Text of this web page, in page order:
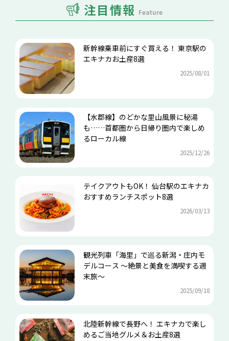
注目情報 Feature
新幹線乗車前にすぐ買える！ 東京駅の
エキナカお土産8選
2025/08/01
【水郡線】のどかな里山風景に秘湯
も……首都圏から日帰り圏内で楽しめ
るローカル線
2025/12/26
テイクアウトもOK！ 仙台駅のエキナカ
おすすめランチスポット8選
2026/03/13
観光列車「海里」で巡る新潟・庄内モ
デルコース ～絶景と美食を満喫する週
末旅～
2025/09/18
北陸新幹線で長野へ！ エキナカで楽し
めるご当地グルメ＆お土産8選